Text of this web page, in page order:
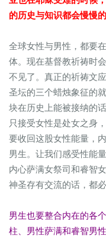
的历史与知识都会慢慢
全球女性与男性，都要
体。现在基督教祈祷时
不见了。真正的祈祷文
圣坛的三个蜡烛象征的
块在历史上能被接纳的
只接受女性是处女之身
要收回这股女性能量，
男生。让我们感受性能
内心萨满女祭司和睿智
神圣存有交流的话，都
男生也要整合内在的各
柱、男性萨满和睿智男